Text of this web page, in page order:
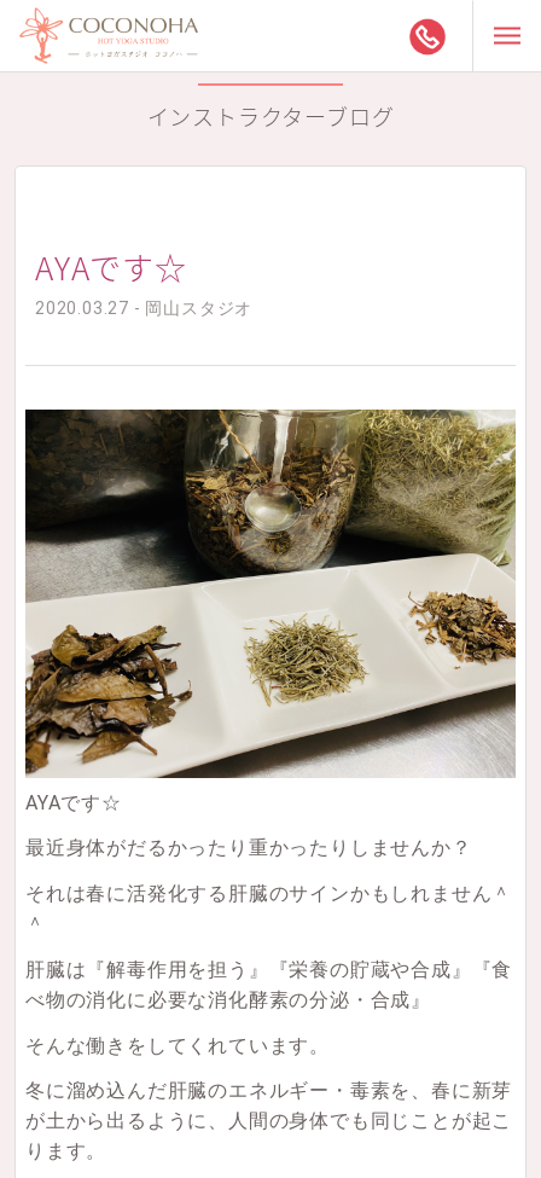
インストラクターブログ
AYAです☆
2020.03.27 - 岡山スタジオ
AYAです☆
最近身体がだるかったり重かったりしませんか？
それは春に活発化する肝臓のサインかもしれません＾
＾
肝臓は『解毒作用を担う』『栄養の貯蔵や合成』『食
べ物の消化に必要な消化酵素の分泌・合成』
そんな働きをしてくれています。
冬に溜め込んだ肝臓のエネルギー・毒素を、春に新芽
が土から出るように、人間の身体でも同じことが起こ
ります。